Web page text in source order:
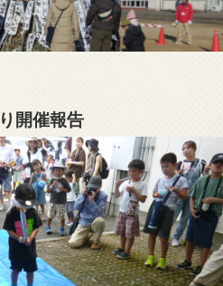
開催報告